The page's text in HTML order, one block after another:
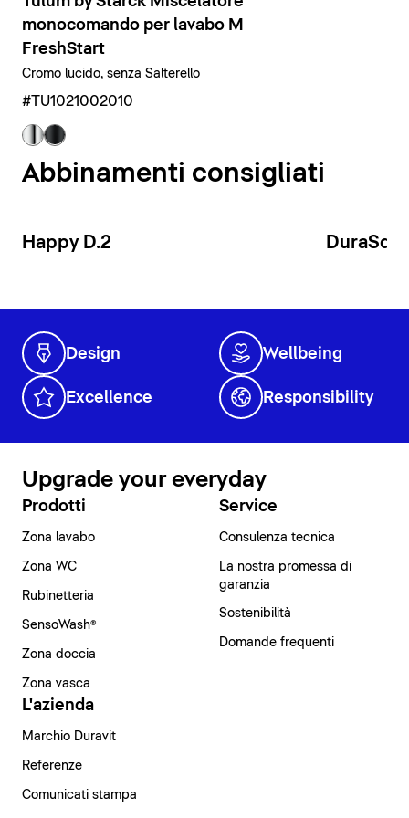
monocomando per lavabo M
FreshStart
Cromo lucido, senza Salterello
#TU1021002010
Abbinamenti consigliati
Happy D.2
Design Wellbeing
Excellence Responsibility
Upgrade your everyday
Prodotti
Zona lavabo
Zona WC
Rubinetteria
SensoWash®
Zona doccia
Zona vasca
Service
Consulenza tecnica
La nostra promessa di
garanzia
Sostenibilità
Domande frequenti
L'azienda
Marchio Duravit
Referenze
Comunicati stampa